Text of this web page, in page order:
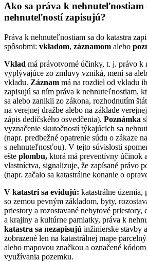
Ako sa práva k nehnuteľnostiam
nehnuteľností zapisujú?
Práva k nehnuteľnostiam sa do katastra
spôsobmi: vkladom, záznamom alebo
Vklad má právotvorné účinky, t. j. právo k
vyplývajúce zo zmluvy vzniká, mení sa
vkladu. Záznam má na rozdiel od vkladu
zapisujú sa ním práva k nehnuteľnostiam,
sa alebo zanikli zo zákona, rozhodnutím
na verejnej dražbe alebo na základe
zápis dedičského osvedčenia). Poznámka
vyznačenie skutočností týkajúcich sa
(napr. predbežné opatrenie súdu o zákaze
s nehnuteľnosťou). V tejto súvislosti
ešte plombu, ktorá má preventívny účinok
vlastníctva, signalizuje, že zapísané právo
(napr. začalo sa katastrálne konanie o
V katastri sa evidujú: katastrálne územia,
so zemou pevným základom, byty,
priestory a rozostavané nebytové priestory,
a krajiny a kultúrne pamiatky, práva k
katastra sa nezapisujú inžinierske stavby
zobrazené len na katastrálnej mape
alebo mapovou značkou a označené
využívania pozemku.